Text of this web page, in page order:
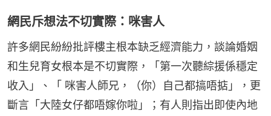
網民斥想法不切實際：咪害人
許多網民紛紛批評樓主根本缺乏經濟能力，談論婚姻
和生兒育女根本是不切實際，「第一次聽綜援係穩定
收入」、「 咪害人師兄，（你）自己都搞唔掂」，更
斷言「大陸女仔都唔嫁你啦」；有人則指出即使內地